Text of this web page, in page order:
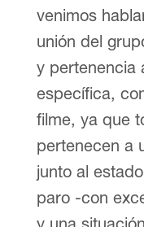
venimos
unión del
y pertenencia
específica,
filme, ya que
pertenecen a
junto al
paro -con